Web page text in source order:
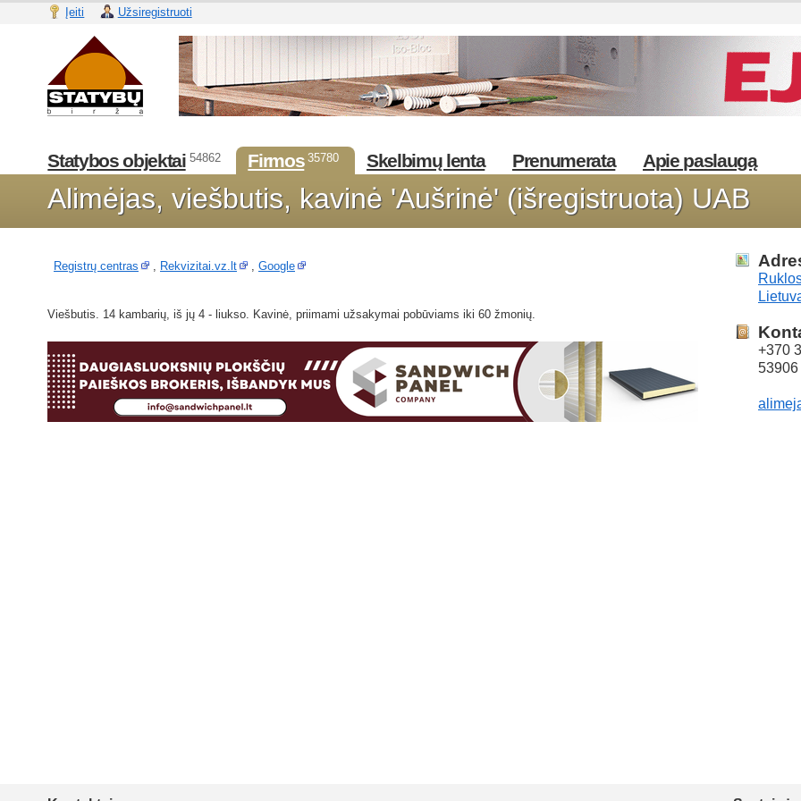
Įeiti Užsiregistruoti
Statybos objektai 54862 Firmos 35780 Skelbimų lenta Prenumerata Apie paslaugą
Alimėjas, viešbutis, kavinė 'Aušrinė' (išregistruota) UAB
Registrų centras , Rekvizitai.vz.lt , Google
Viešbutis. 14 kambarių, iš jų 4 - liukso. Kavinė, priimami užsakymai pobūviams iki 60 žmonių.
+370
53906